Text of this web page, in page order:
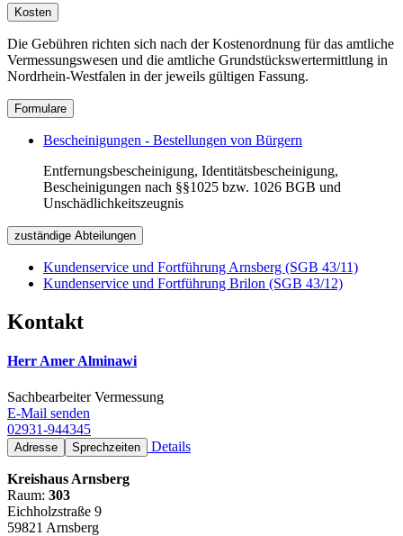
Kosten
Die Gebühren richten sich nach der Kostenordnung für das amtliche
Vermessungswesen und die amtliche Grundstückswertermittlung in
Nordrhein-Westfalen in der jeweils gültigen Fassung.
Formulare
Bescheinigungen - Bestellungen von Bürgern
Entfernungsbescheinigung, Identitätsbescheinigung,
Bescheinigungen nach §§1025 bzw. 1026 BGB und
Unschädlichkeitszeugnis
zuständige Abteilungen
Kundenservice und Fortführung Arnsberg (SGB 43/11)
Kundenservice und Fortführung Brilon (SGB 43/12)
Kontakt
Herr Amer Alminawi
Sachbearbeiter Vermessung
E-Mail senden
02931-944345
Adresse Sprechzeiten Details
Kreishaus Arnsberg
Raum: 303
Eichholzstraße 9
59821 Arnsberg